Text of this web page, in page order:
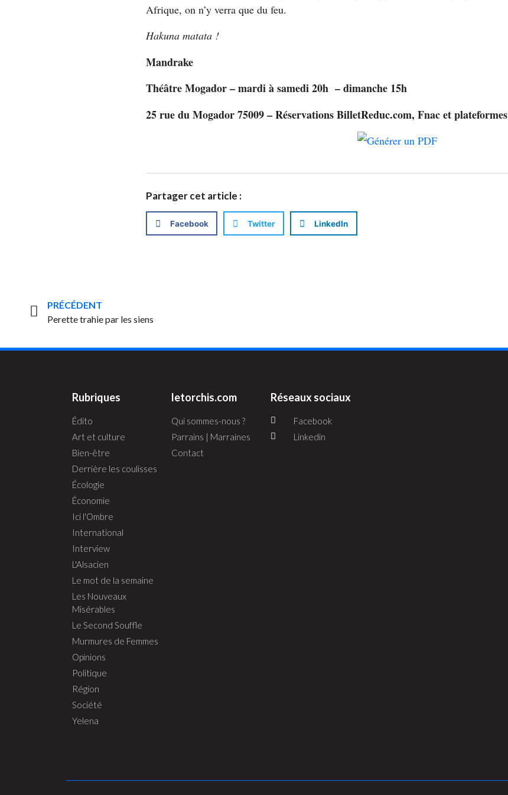
Afrique, on n’y verra que du feu.
Hakuna matata !
Mandrake
Théâtre Mogador – mardi à samedi 20h – dimanche 15h
25 rue du Mogador 75009 – Réservations BilletReduc.com, Fnac et plateformes
Partager cet article :
Facebook Twitter LinkedIn
PRÉCÉDENT
Perette trahie par les siens
Rubriques
Édito
Art et culture
Bien-être
Derrière les coulisses
Écologie
Économie
Ici l'Ombre
International
Interview
L'Alsacien
Le mot de la semaine
Les Nouveaux
Misérables
Le Second Souffle
Murmures de Femmes
Opinions
Politique
Région
Société
Yelena
letorchis.com
Qui sommes-nous ?
Parrains | Marraines
Contact
Réseaux sociaux
Facebook
Linkedin